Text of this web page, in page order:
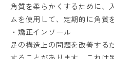
角質を柔らかくするために、
ムを使用して、定期的に角質
・矯正インソール
足の構造上の問題を改善する